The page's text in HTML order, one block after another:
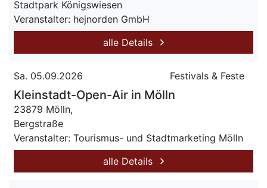
Stadtpark Königswiesen
Veranstalter: hejnorden GmbH
alle Details
Sa. 05.09.2026 Festivals & Feste
Kleinstadt-Open-Air in Mölln
23879 Mölln,
Bergstraße
Veranstalter: Tourismus- und Stadtmarketing Mölln
alle Details